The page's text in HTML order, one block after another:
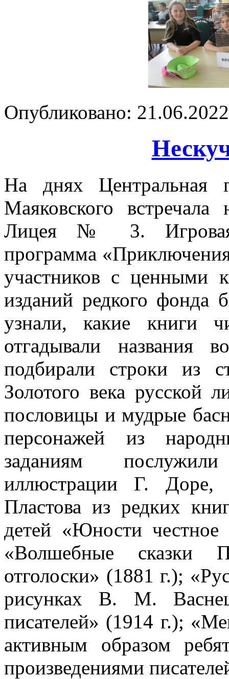
Опубликовано:
На днях Центральная
Маяковского
Лицея № 3. Игровая
программа
участников с ценными
изданий редкого фонда
узнали, какие книги
отгадывали названия
подбирали строки из
Золотого века русской
пословицы и мудрые
персонажей из
заданиям
иллюстрации Г.
Пластова из редких
детей «Юности
«Волшебные сказки
отголоски» (1881 г.);
рисунках В. М.
писателей» (1914 г.);
активным образом
произведениями